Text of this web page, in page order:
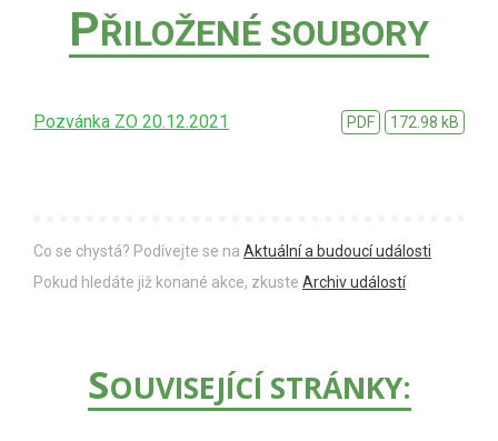
PŘILOŽENÉ SOUBORY
Pozvánka ZO 20.12.2021 PDF 172.98 kB
Co se chystá? Podívejte se na Aktuální a budoucí události
Pokud hledáte již konané akce, zkuste Archiv událostí
SOUVISEJÍCÍ STRÁNKY: